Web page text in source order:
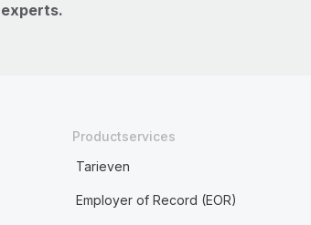
experts.
Productservices
Tarieven
Employer of Record (EOR)